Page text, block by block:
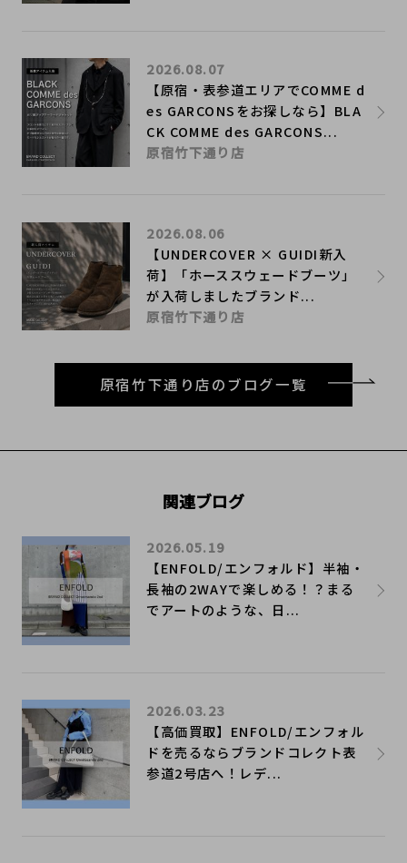
【原宿・表参道エリアでCOMME d
es GARCONSをお探しなら】BLA
CK COMME des GARCONS...
2026.08.07
原宿竹下通り店
【UNDERCOVER × GUIDI新入
荷】「ホーススウェードブーツ」
が入荷しましたブランド...
2026.08.06
原宿竹下通り店
原宿竹下通り店のブログ一覧
関連ブログ
【ENFOLD/エンフォルド】半袖・
長袖の2WAYで楽しめる！？まる
でアートのような、日...
2026.05.19
【高価買取】ENFOLD/エンフォル
ドを売るならブランドコレクト表
参道2号店へ！レデ...
2026.03.23